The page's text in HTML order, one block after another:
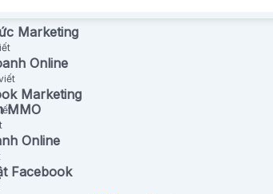
Marketing
Online
Marketing
MMO
Online
Facebook